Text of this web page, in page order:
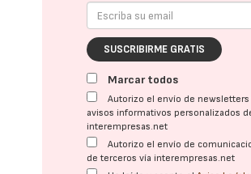
SUSCRIBIRME GRATIS
Marcar todos
Autorizo el envío de newsletters
avisos informativos personalizados
interempresas.net
Autorizo el envío de
de terceros vía interempresas.net